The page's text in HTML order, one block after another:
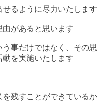
るように尽力いたします
があると思います
事だけではなく、その思
を実施いたします
残すことができているか